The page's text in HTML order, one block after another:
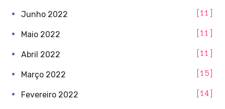
Junho 2022 11
Maio 2022 11
Abril 2022 11
Março 2022 15
Fevereiro 2022 14